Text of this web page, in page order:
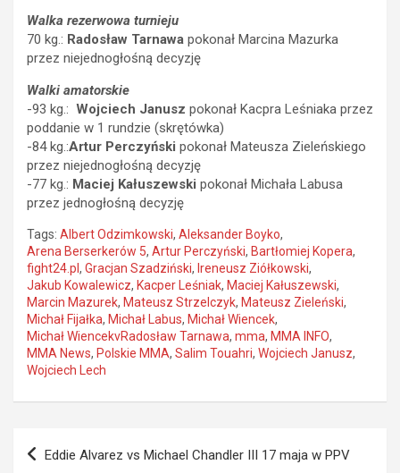
Walka rezerwowa turnieju
70 kg.: Radosław Tarnawa pokonał Marcina Mazurka
przez niejednogłośną decyzję
Walki amatorskie
-93 kg.: Wojciech Janusz pokonał Kacpra Leśniaka przez
poddanie w 1 rundzie (skrętówka)
-84 kg.:Artur Perczyński pokonał Mateusza Zieleńskiego
przez niejednogłośną decyzję
-77 kg.: Maciej Kałuszewski pokonał Michała Labusa
przez jednogłośną decyzję
Tags: Albert Odzimkowski, Aleksander Boyko,
Arena Berserkerów 5, Artur Perczyński, Bartłomiej Kopera,
fight24.pl, Gracjan Szadziński, Ireneusz Ziółkowski,
Jakub Kowalewicz, Kacper Leśniak, Maciej Kałuszewski,
Marcin Mazurek, Mateusz Strzelczyk, Mateusz Zieleński,
Michał Fijałka, Michał Labus, Michał Wiencek,
Michał WiencekvRadosław Tarnawa, mma, MMA INFO,
MMA News, Polskie MMA, Salim Touahri, Wojciech Janusz,
Wojciech Lech
Nawigacja
Eddie Alvarez vs Michael Chandler III 17 maja w PPV